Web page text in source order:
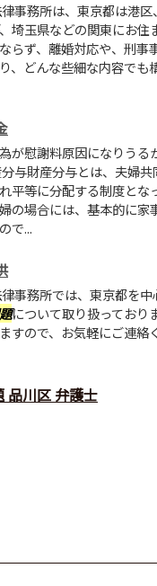
事務所は、東京都は港
、埼玉県などの関東にお住
らず、離婚対応や、刑事
、どんな些細な内容でも
が慰謝料原因になりうる
与財産分与とは、夫婦
平等に分配する制度とな
の場合には、基本的に
で...
事務所では、東京都を
について取り扱っており
すので、お気軽にご連絡
品川区 弁護士